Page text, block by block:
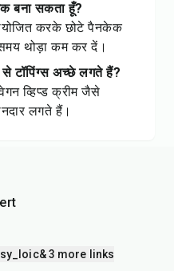
बना सकता हूँ?
करके छोटे पैनकेक
थोड़ा कम कर दें।
टॉपिंग्स अच्छे लगते हैं?
व्हिप्ड क्रीम जैसे
लगते हैं।
& 3 more links